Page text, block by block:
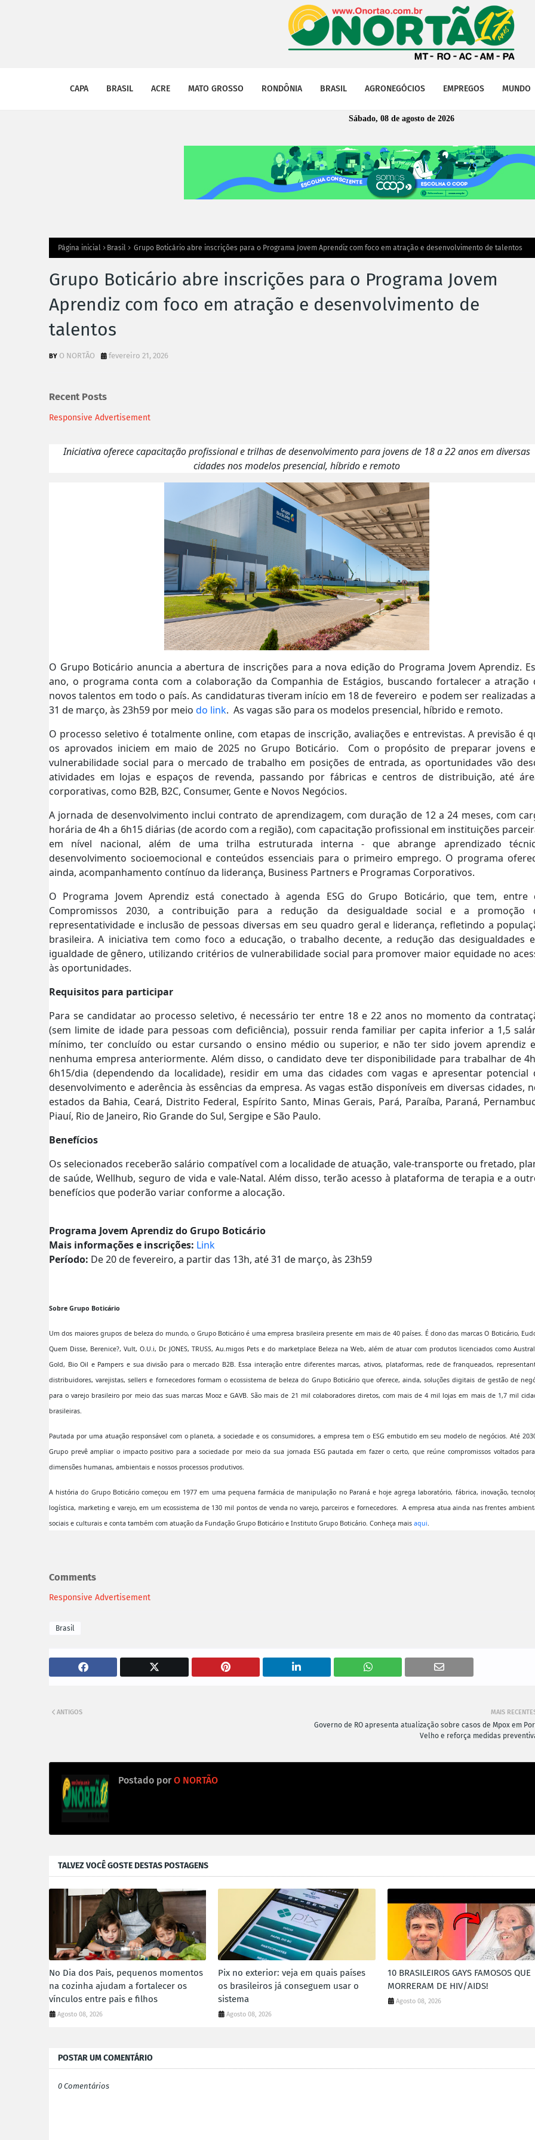
CAPA BRASIL ACRE MATO GROSSO RONDÔNIA BRASIL AGRONEGÓCIOS EMPREGOS MUNDO
Sábado, 08 de agosto de 2026
Página inicial Brasil Grupo Boticário abre inscrições para o Programa Jovem Aprendiz com foco em atração e desenvolvimento de talentos
Grupo Boticário abre inscrições para o Programa Jovem
Aprendiz com foco em atração e desenvolvimento de
talentos
O NORTÃO fevereiro 21, 2026
Recent Posts
Responsive Advertisement
Iniciativa oferece capacitação profissional e trilhas de desenvolvimento para jovens de 18 a 22 anos em diversas
cidades nos modelos presencial, híbrido e remoto
O Grupo Boticário anuncia a abertura de inscrições para a nova edição do Programa Jovem Aprendiz.
ano, o programa conta com a colaboração da Companhia de Estágios, buscando fortalecer a atração
novos talentos em todo o país. As candidaturas tiveram início em 18 de fevereiro e podem ser realizadas
31 de março, às 23h59 por meio do link. As vagas são para os modelos presencial, híbrido e remoto.
O processo seletivo é totalmente online, com etapas de inscrição, avaliações e entrevistas. A previsão é
os aprovados iniciem em maio de 2025 no Grupo Boticário. Com o propósito de preparar jovens
vulnerabilidade social para o mercado de trabalho em posições de entrada, as oportunidades vão
atividades em lojas e espaços de revenda, passando por fábricas e centros de distribuição, até
corporativas, como B2B, B2C, Consumer, Gente e Novos Negócios.
A jornada de desenvolvimento inclui contrato de aprendizagem, com duração de 12 a 24 meses, com
horária de 4h a 6h15 diárias (de acordo com a região), com capacitação profissional em instituições
em nível nacional, além de uma trilha estruturada interna - que abrange aprendizado
desenvolvimento socioemocional e conteúdos essenciais para o primeiro emprego. O programa
ainda, acompanhamento contínuo da liderança, Business Partners e Programas Corporativos.
O Programa Jovem Aprendiz está conectado à agenda ESG do Grupo Boticário, que tem, entre
Compromissos 2030, a contribuição para a redução da desigualdade social e a promoção
representatividade e inclusão de pessoas diversas em seu quadro geral e liderança, refletindo a
brasileira. A iniciativa tem como foco a educação, o trabalho decente, a redução das desigualdades
igualdade de gênero, utilizando critérios de vulnerabilidade social para promover maior equidade no
às oportunidades.
Requisitos para participar
Para se candidatar ao processo seletivo, é necessário ter entre 18 e 22 anos no momento da
(sem limite de idade para pessoas com deficiência), possuir renda familiar per capita inferior a 1,5
mínimo, ter concluído ou estar cursando o ensino médio ou superior, e não ter sido jovem aprendiz
nenhuma empresa anteriormente. Além disso, o candidato deve ter disponibilidade para trabalhar de
6h15/dia (dependendo da localidade), residir em uma das cidades com vagas e apresentar potencial
desenvolvimento e aderência às essências da empresa. As vagas estão disponíveis em diversas cidades,
estados da Bahia, Ceará, Distrito Federal, Espírito Santo, Minas Gerais, Pará, Paraíba, Paraná,
Piauí, Rio de Janeiro, Rio Grande do Sul, Sergipe e São Paulo.
Benefícios
Os selecionados receberão salário compatível com a localidade de atuação, vale-transporte ou fretado,
de saúde, Wellhub, seguro de vida e vale-Natal. Além disso, terão acesso à plataforma de terapia e a
benefícios que poderão variar conforme a alocação.
Programa Jovem Aprendiz do Grupo Boticário
Mais informações e inscrições: Link
Período: De 20 de fevereiro, a partir das 13h, até 31 de março, às 23h59
Sobre Grupo Boticário
Um dos maiores grupos de beleza do mundo, o Grupo Boticário é uma empresa brasileira presente em mais de 40 países. É dono das marcas O Boticário,
Quem Disse, Berenice?, Vult, O.U.i, Dr. JONES, TRUSS, Au.migos Pets e do marketplace Beleza na Web, além de atuar com produtos licenciados como
Gold, Bio Oil e Pampers e sua divisão para o mercado B2B. Essa interação entre diferentes marcas, ativos, plataformas, rede de franqueados,
distribuidores, varejistas, sellers e fornecedores formam o ecossistema de beleza do Grupo Boticário que oferece, ainda, soluções digitais de gestão de
para o varejo brasileiro por meio das suas marcas Mooz e GAVB. São mais de 21 mil colaboradores diretos, com mais de 4 mil lojas em mais de 1,7 mil
brasileiras.
Pautada por uma atuação responsável com o planeta, a sociedade e os consumidores, a empresa tem o ESG embutido em seu modelo de negócios. Até
Grupo prevê ampliar o impacto positivo para a sociedade por meio da sua jornada ESG pautada em fazer o certo, que reúne compromissos voltados
dimensões humanas, ambientais e nossos processos produtivos.
A história do Grupo Boticário começou em 1977 em uma pequena farmácia de manipulação no Paraná e hoje agrega laboratório, fábrica, inovação,
logística, marketing e varejo, em um ecossistema de 130 mil pontos de venda no varejo, parceiros e fornecedores. A empresa atua ainda nas frentes
sociais e culturais e conta também com atuação da Fundação Grupo Boticário e Instituto Grupo Boticário. Conheça mais aqui.
Comments
Responsive Advertisement
Brasil
MAIS
Governo de RO apresenta atualização sobre casos de Mpox em
Velho e reforça medidas
ANTIGOS
Postado por O NORTÃO
TALVEZ VOCÊ GOSTE DESTAS POSTAGENS
No Dia dos Pais, pequenos momentos
na cozinha ajudam a fortalecer os
vínculos entre pais e filhos
Agosto 08, 2026
Pix no exterior: veja em quais países
os brasileiros já conseguem usar o
sistema
Agosto 08, 2026
10 BRASILEIROS GAYS FAMOSOS QUE
MORRERAM DE HIV/AIDS!
Agosto 08, 2026
POSTAR UM COMENTÁRIO
0 Comentários